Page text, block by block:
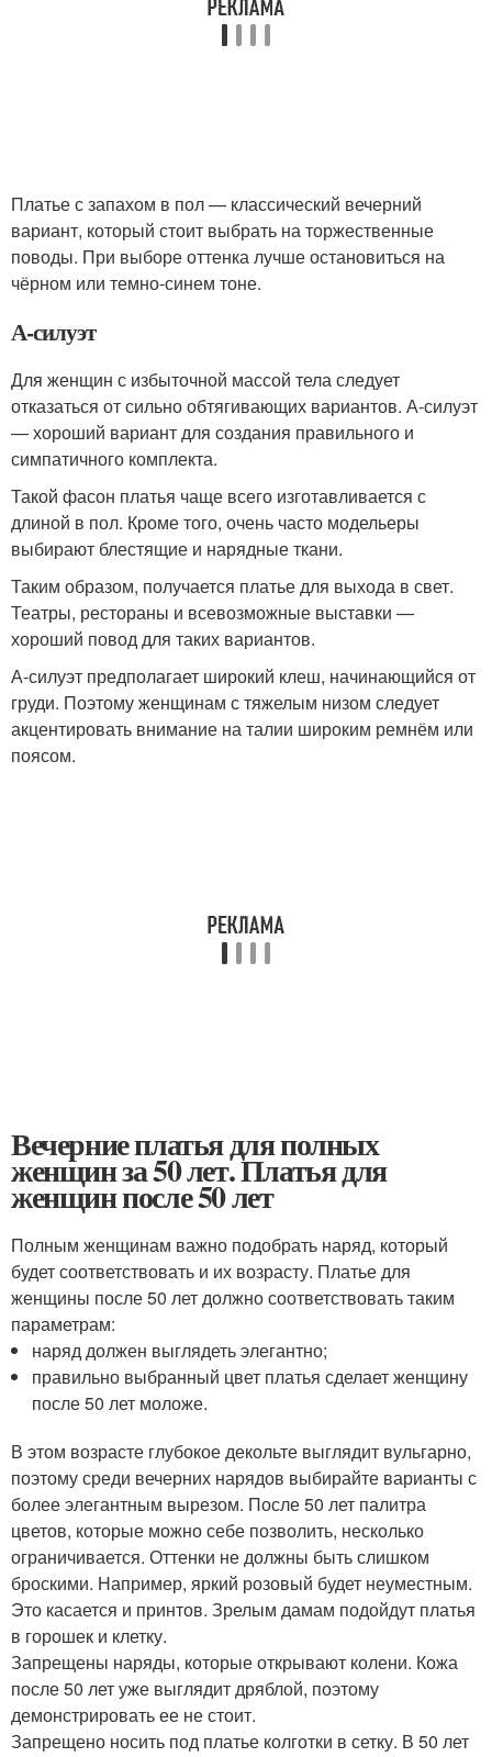
Платье с запахом в пол — классический вечерний
вариант, который стоит выбрать на торжественные
поводы. При выборе оттенка лучше остановиться на
чёрном или темно-синем тоне.
А-силуэт
Для женщин с избыточной массой тела следует
отказаться от сильно обтягивающих вариантов. А-силуэт
— хороший вариант для создания правильного и
симпатичного комплекта.
Такой фасон платья чаще всего изготавливается с
длиной в пол. Кроме того, очень часто модельеры
выбирают блестящие и нарядные ткани.
Таким образом, получается платье для выхода в свет.
Театры, рестораны и всевозможные выставки —
хороший повод для таких вариантов.
А-силуэт предполагает широкий клеш, начинающийся от
груди. Поэтому женщинам с тяжелым низом следует
акцентировать внимание на талии широким ремнём или
поясом.
Вечерние платья для полных
женщин за 50 лет. Платья для
женщин после 50 лет
Полным женщинам важно подобрать наряд, который
будет соответствовать и их возрасту. Платье для
женщины после 50 лет должно соответствовать таким
параметрам:
наряд должен выглядеть элегантно;
правильно выбранный цвет платья сделает женщину
после 50 лет моложе.
В этом возрасте глубокое декольте выглядит вульгарно,
поэтому среди вечерних нарядов выбирайте варианты с
более элегантным вырезом. После 50 лет палитра
цветов, которые можно себе позволить, несколько
ограничивается. Оттенки не должны быть слишком
броскими. Например, яркий розовый будет неуместным.
Это касается и принтов. Зрелым дамам подойдут платья
в горошек и клетку.
Запрещены наряды, которые открывают колени. Кожа
после 50 лет уже выглядит дряблой, поэтому
демонстрировать ее не стоит.
Запрещено носить под платье колготки в сетку. В 50 лет